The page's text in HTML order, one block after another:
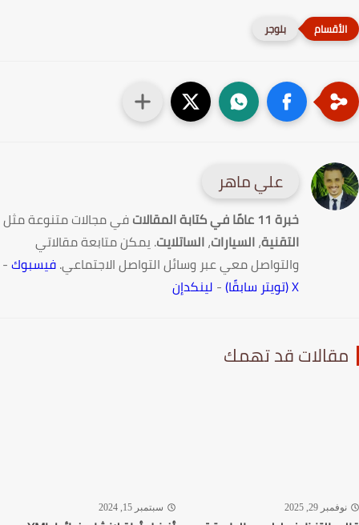
بلوجر
علي ماهر
خبرة 11 عامًا في كتابة المقالات
في مجالات متنوعة مثل
التقنية،السيارات،الساتلايت. يمكن متابعة مقالاتي
والتواصل معي عبر وسائل التواصل الاجتماعي.فيسبوك-
-لينكدإن
قد تهمك
29, 2025 سبتمبر 15, 2024